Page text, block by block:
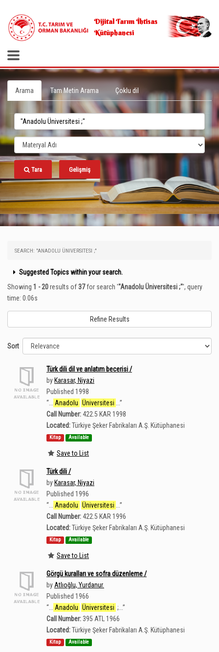
Dijital Tarım İhtisas
Kütüphanesi
Arama Tam Metin Arama Çoklu dil
Tara Gelişmiş
SEARCH: "ANADOLU ÜNIVERSITESI ;"
Suggested Topics within your search.
Showing 1 - 20results of37for search '"Anadolu Üniversitesi ;"', query
time: 0.06s
Refine Results
Sort
Türk dili dil ve anlatım becerisi /
by Karasar, Niyazi
Published 1998
“
Anadolu Üniversitesi ...”
Call Number:422.5 KAR 1998
Located:Türkiye Şeker Fabrikaları A.Ş. Kütüphanesi
Kitap Available
Save to List
Türk dili /
by Karasar, Niyazi
Published 1996
“
Anadolu Üniversitesi ...”
Call Number:422.5 KAR 1996
Located:Türkiye Şeker Fabrikaları A.Ş. Kütüphanesi
Kitap Available
Save to List
Görgü kuralları ve sofra düzenleme /
by Atlıoğlu, Yurdanur.
Published 1966
“
Anadolu Üniversitesi ;...”
Call Number: 395 ATL 1966
Located:Türkiye Şeker Fabrikaları A.Ş. Kütüphanesi
Kitap Available